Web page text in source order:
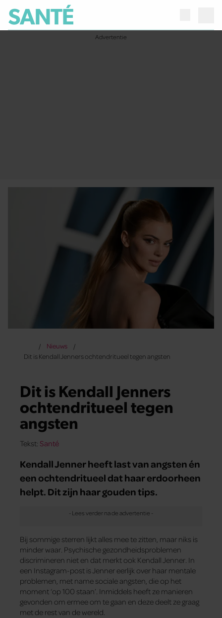
Nieuws
Dit is Kendall Jenners ochtendritueel tegen angsten
Dit is Kendall Jenners
ochtendritueel tegen
angsten
Tekst: Santé
Kendall Jenner heeft last van angsten én
een ochtendritueel dat haar erdoorheen
helpt. Dit zijn haar gouden tips.
Bij sommige sterren lijkt alles mee te zitten, maar niks is
minder waar. Psychische gezondheidsproblemen
discrimineren niet en dat merkt ook Kendall Jenner. In
een Instagram-post is Jenner eerlijk over haar mentale
problemen, met name sociale angsten, die op het
moment ‘op 100 staan’. Inmiddels heeft ze manieren
gevonden om ermee om te gaan en deze deelt ze graag
met de rest van de wereld.